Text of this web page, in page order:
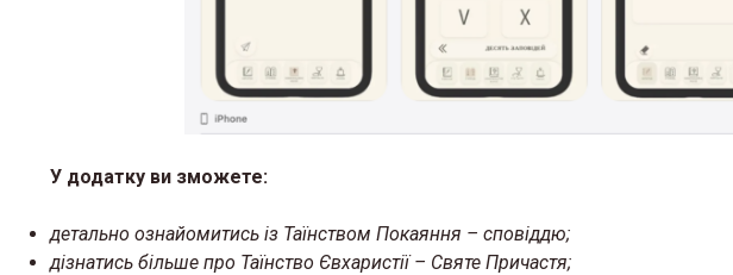
У додатку ви зможете:
детально ознайомитись із Таїнством Покаяння – сповіддю;
дізнатись більше про Таїнство Євхаристії – Святе Причастя;